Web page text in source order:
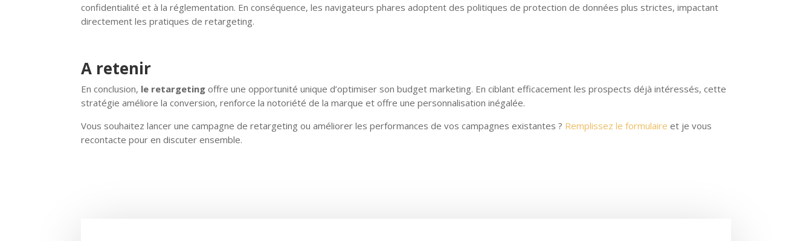
confidentialité et à la réglementation. En conséquence, les navigateurs phares adoptent des politiques de protection de données plus strictes, impactant
directement les pratiques de retargeting.
A retenir
En conclusion, le retargeting offre une opportunité unique d’optimiser son budget marketing. En ciblant efficacement les prospects déjà intéressés, cette
stratégie améliore la conversion, renforce la notoriété de la marque et offre une personnalisation inégalée.
Vous souhaitez lancer une campagne de retargeting ou améliorer les performances de vos campagnes existantes ? Remplissez le formulaire et je vous
recontacte pour en discuter ensemble.